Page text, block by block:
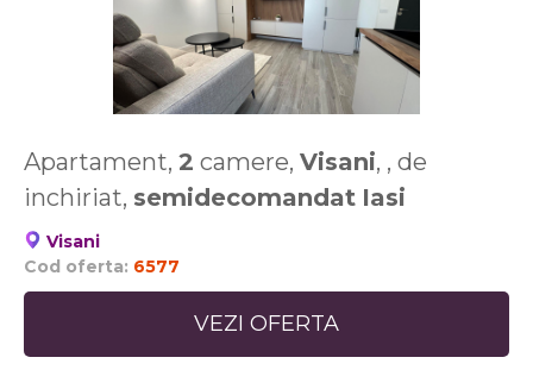
Apartament, 2 camere, Visani, , de
inchiriat, semidecomandat Iasi
Visani
Cod oferta: 6577
VEZI OFERTA